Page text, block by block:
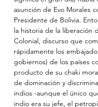
asunción de Evo Morales
Presidente de Bolivia.
la historia de la liberación
Colonial, discurso que
rápidamente los
gobiernos) de los países
producto de su chaki
de dominación y
indios -aunque el único
indio era su jefe, el